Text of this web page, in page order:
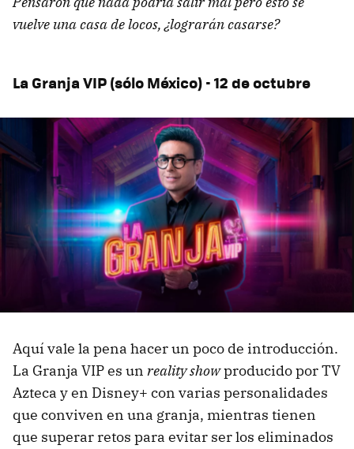
vuelve una casa de locos, ¿lograrán casarse?
La Granja VIP (sólo México) - 12 de octubre
Aquí vale la pena hacer un poco de introducción.
La Granja VIP es un reality showproducido por TV
Azteca y en Disney+ con varias personalidades
que conviven en una granja, mientras tienen
que superar retos para evitar ser los eliminados